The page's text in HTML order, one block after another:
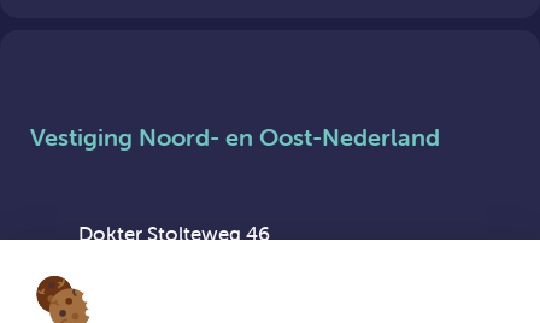
Vestiging Noord- en Oost-Nederland
Dokter Stolteweg 46